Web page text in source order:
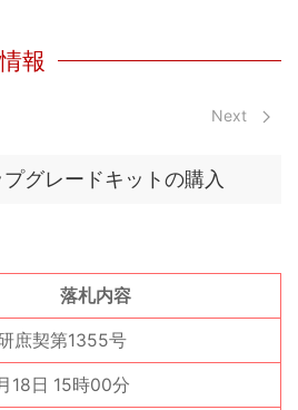
報
Next
グレードキットの購入
落札内容
庶契第1355号
18日 15時00分